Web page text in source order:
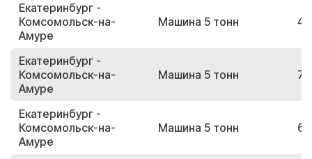
Екатеринбург -
Комсомольск-на-
Амуре
Машина 5 тонн
Екатеринбург -
Комсомольск-на-
Амуре
Машина 5 тонн
Екатеринбург -
Комсомольск-на-
Амуре
Машина 5 тонн